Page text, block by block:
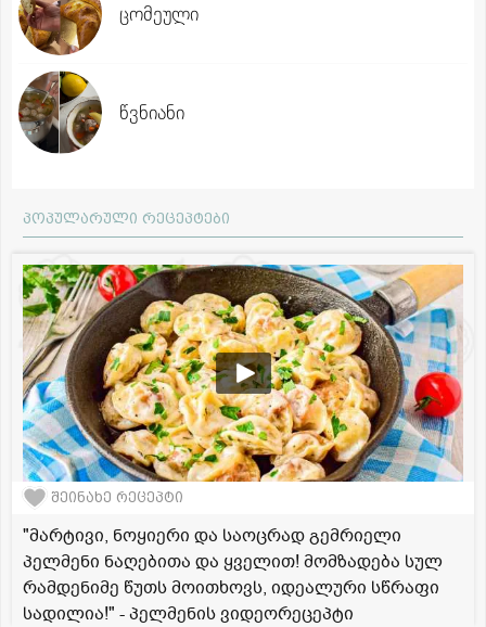
ცომეული
წვნიანი
პოპულარული რეცეპტები
შეინახე რეცეპტი
"მარტივი, ნოყიერი და საოცრად გემრიელი
პელმენი ნაღებითა და ყველით! მომზადება სულ
რამდენიმე წუთს მოითხოვს, იდეალური სწრაფი
სადილია!" - პელმენის ვიდეორეცეპტი